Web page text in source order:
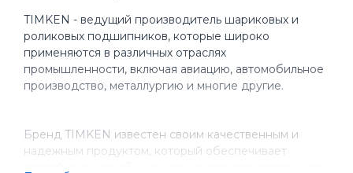
TIMKEN - ведущий производитель шариковых и
роликовых подшипников, которые широко
применяются в различных отраслях
промышленности, включая авиацию, автомобильное
производство, металлургию и многие другие.
Бренд TIMKEN известен своим качественным и
надежным продуктом, который обеспечивает